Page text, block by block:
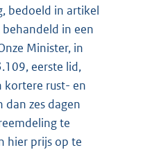
bedoeld in artikel
in een
Minister, in
eerste lid,
kortere rust- en
zes dagen
te
hier prijs op te